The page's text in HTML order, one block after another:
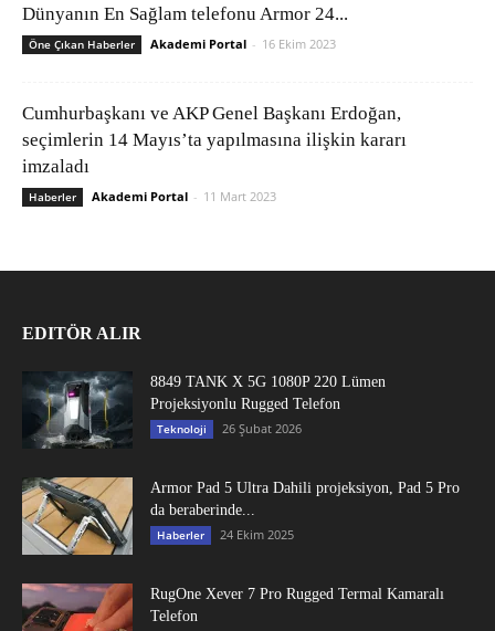
Dünyanın En Sağlam telefonu Armor 24...
Öne Çıkan Haberler Akademi Portal - 16 Ekim 2023
Cumhurbaşkanı ve AKP Genel Başkanı Erdoğan,
seçimlerin 14 Mayıs’ta yapılmasına ilişkin kararı
imzaladı
Haberler Akademi Portal - 11 Mart 2023
EDITÖR ALIR
8849 TANK X 5G 1080P 220 Lümen
Projeksiyonlu Rugged Telefon
Teknoloji 26 Şubat 2026
Armor Pad 5 Ultra Dahili projeksiyon, Pad 5 Pro
da beraberinde...
Haberler 24 Ekim 2025
RugOne Xever 7 Pro Rugged Termal Kamaralı
Telefon